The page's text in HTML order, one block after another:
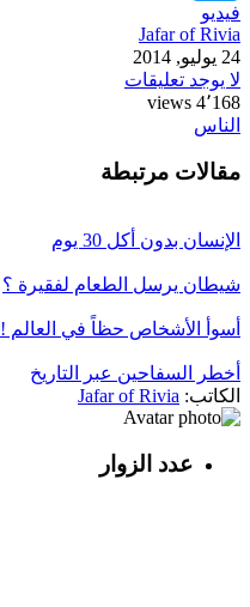
Twitter
فيديو
Jafar of Rivia
24 يوليو, 2014
لا يوجد تعليقات
4٬168 views
الناس
مقالات مرتبطة
الإنسان بدون أكل 30 يوم
شيطان يرسل الطعام لفقيرة ؟
أسوأ الأشخاص حظاً في العالم !
أخطر السفاحين عبر التاريخ
الكاتب: Jafar of Rivia
عدد الزوار